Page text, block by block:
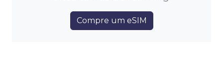
Compre um eSIM